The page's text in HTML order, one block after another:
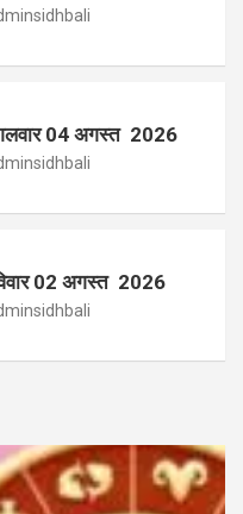
04 अगस्त 2026
02 अगस्त 2026